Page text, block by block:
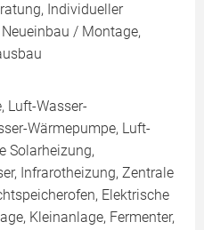
Individueller
/ Montage,
Luft-Wasser-
Wärmepumpe, Luft-
Solarheizung,
Infrarotheizung, Zentrale
Elektrische
Kleinanlage, Fermenter,